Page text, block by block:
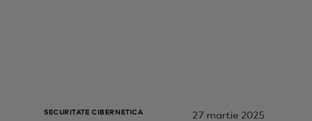
SECURITATE CIBERNETICĂ 27 martie 2025